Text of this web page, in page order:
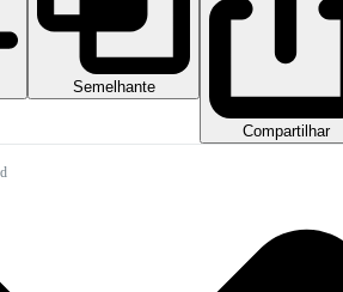
Semelhante
Compartilhar